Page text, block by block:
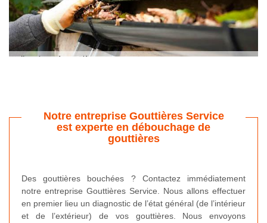
Notre entreprise Gouttières Service
est experte en débouchage de
gouttières
Des gouttières bouchées ? Contactez immédiatement
notre entreprise Gouttières Service. Nous allons effectuer
en premier lieu un diagnostic de l’état général (de l’intérieur
et de l’extérieur) de vos gouttières. Nous envoyons